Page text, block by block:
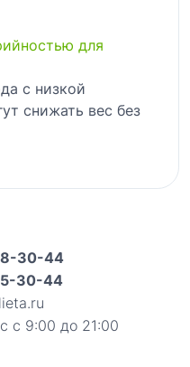
для
с низкой
снижать вес без
30-44
30-44
с 9:00 до 21:00